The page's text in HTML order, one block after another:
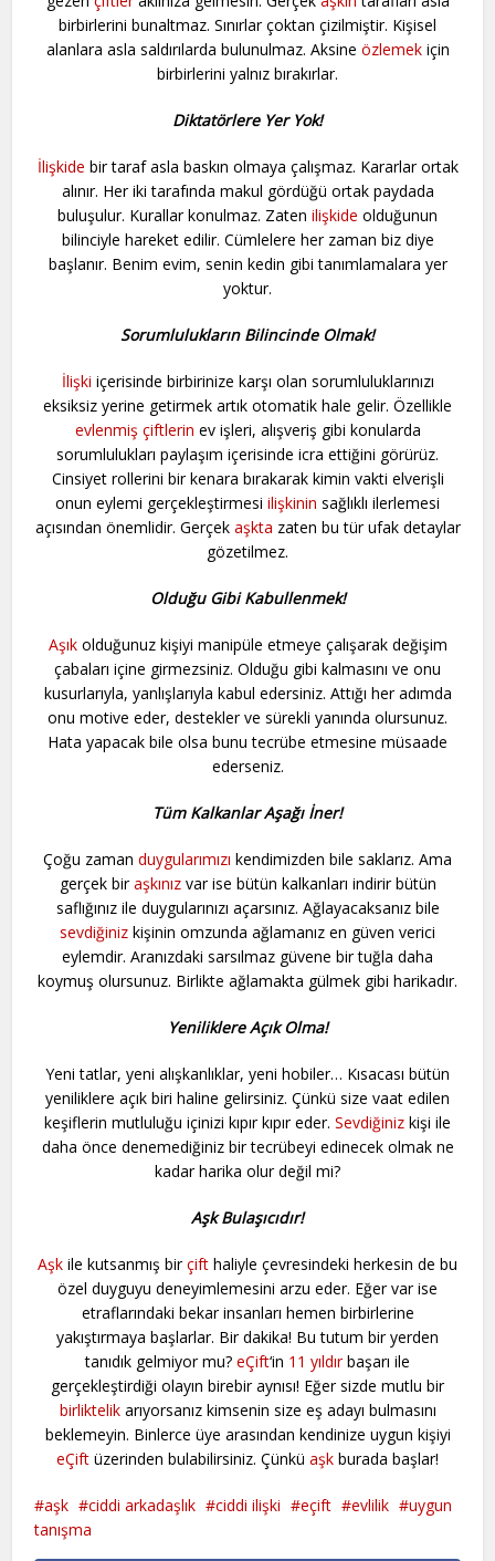
birbirlerini bunaltmaz. Sınırlar çoktan çizilmiştir. Kişisel
alanlara asla saldırılarda bulunulmaz. Aksine özlemekiçin
birbirlerini yalnız bırakırlar.
Diktatörlere Yer Yok!
İlişkide bir taraf asla baskın olmaya çalışmaz. Kararlar ortak
alınır. Her iki tarafında makul gördüğü ortak paydada
buluşulur. Kurallar konulmaz. Zaten ilişkide olduğunun
bilinciyle hareket edilir. Cümlelere her zaman biz diye
başlanır. Benim evim, senin kedin gibi tanımlamalara yer
yoktur.
Sorumlulukların Bilincinde Olmak!
İlişki içerisinde birbirinize karşı olan sorumluluklarınızı
eksiksiz yerine getirmek artık otomatik hale gelir. Özellikle
evlenmiş çiftlerin ev işleri, alışveriş gibi konularda
sorumlulukları paylaşım içerisinde icra ettiğini görürüz.
Cinsiyet rollerini bir kenara bırakarak kimin vakti elverişli
onun eylemi gerçekleştirmesi ilişkinin sağlıklı ilerlemesi
açısından önemlidir. Gerçekaşkta zaten bu tür ufak detaylar
gözetilmez.
Olduğu Gibi Kabullenmek!
Aşıkolduğunuz kişiyi manipüle etmeye çalışarak değişim
çabaları içine girmezsiniz. Olduğu gibi kalmasını ve onu
kusurlarıyla, yanlışlarıyla kabul edersiniz. Attığı her adımda
onu motive eder, destekler ve sürekli yanında olursunuz.
Hata yapacak bile olsa bunu tecrübe etmesine müsaade
ederseniz.
Tüm Kalkanlar Aşağı İner!
Çoğu zaman duygularımızı kendimizden bile saklarız. Ama
gerçek biraşkınız var ise bütün kalkanları indirir bütün
saflığınız ile duygularınızı açarsınız. Ağlayacaksanız bile
sevdiğiniz kişinin omzunda ağlamanız en güven verici
eylemdir. Aranızdaki sarsılmaz güvene bir tuğla daha
koymuş olursunuz. Birlikte ağlamakta gülmek gibi harikadır.
Yeniliklere Açık Olma!
Yeni tatlar, yeni alışkanlıklar, yeni hobiler… Kısacası bütün
yeniliklere açık biri haline gelirsiniz. Çünkü size vaat edilen
keşiflerin mutluluğu içinizi kıpır kıpır eder. Sevdiğiniz kişi ile
daha önce denemediğiniz bir tecrübeyi edinecek olmak ne
kadar harika olur değil mi?
Aşk Bulaşıcıdır!
Aşk ile kutsanmış birçift haliyle çevresindeki herkesin de bu
özel duyguyu deneyimlemesini arzu eder. Eğer var ise
etraflarındaki bekar insanları hemen birbirlerine
yakıştırmaya başlarlar. Bir dakika! Bu tutum bir yerden
tanıdık gelmiyor mu? eÇift‘in 11 yıldırbaşarı ile
gerçekleştirdiği olayın birebir aynısı! Eğer sizde mutlu bir
birliktelik arıyorsanız kimsenin size eş adayı bulmasını
beklemeyin. Binlerce üye arasından kendinize uygun kişiyi
eÇift üzerinden bulabilirsiniz. Çünkü aşk burada başlar!
aşk ciddi arkadaşlık ciddi ilişki eçift evlilik
uygun
tanışma